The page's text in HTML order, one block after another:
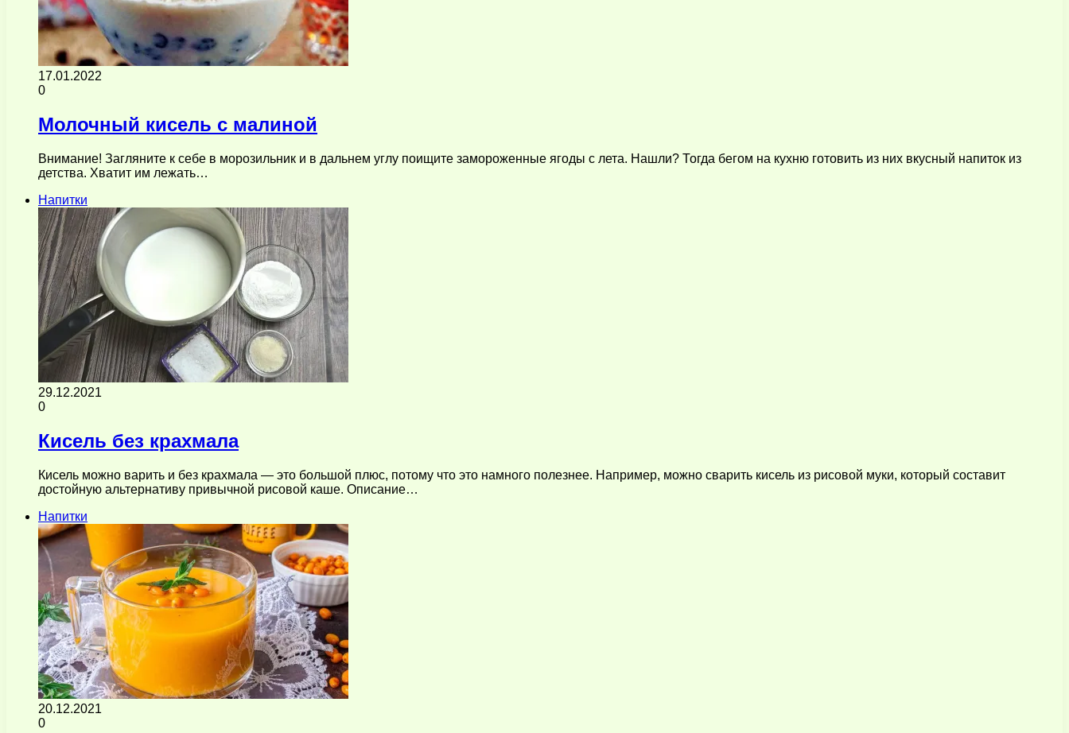
17.01.2022
0
Молочный кисель с малиной
Внимание! Загляните к себе в морозильник и в дальнем углу поищите замороженные ягоды с лета. Нашли? Тогда бегом на кухню готовить из них вкусный напиток из
детства. Хватит им лежать…
Напитки
29.12.2021
0
Кисель без крахмала
Кисель можно варить и без крахмала — это большой плюс, потому что это намного полезнее. Например, можно сварить кисель из рисовой муки, который составит
достойную альтернативу привычной рисовой каше. Описание…
Напитки
20.12.2021
0